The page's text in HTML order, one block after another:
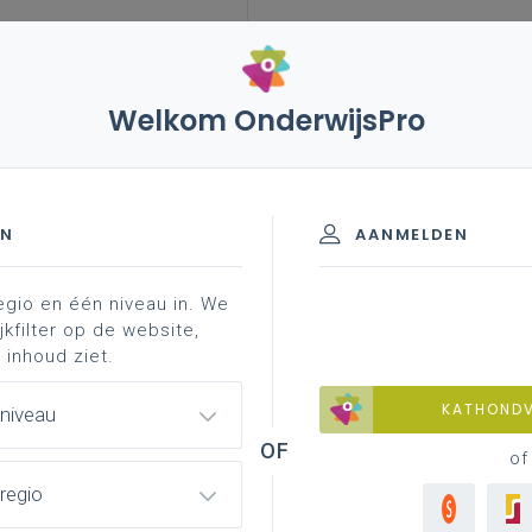
– afstemmen van vlaamse toetsen op nieuwe
van Vlaamse toetsen op
en bleef ook het verhaal van de Vlaamse toetsen
vraag om uitleg van Kim Buyst een herhaling
Welkom OnderwijsPro
AANMELDEN
of
en één niveau in. We
op de website,
ziet.